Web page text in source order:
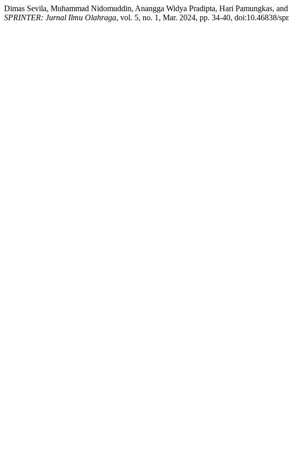
Dimas Sevila, Muhammad Nidomuddin, Anangga Widya Pradipta, Hari Pamungkas,
SPRINTER: Jurnal Ilmu Olahraga, vol. 5, no. 1, Mar. 2024, pp. 34-40, doi:10.46838/